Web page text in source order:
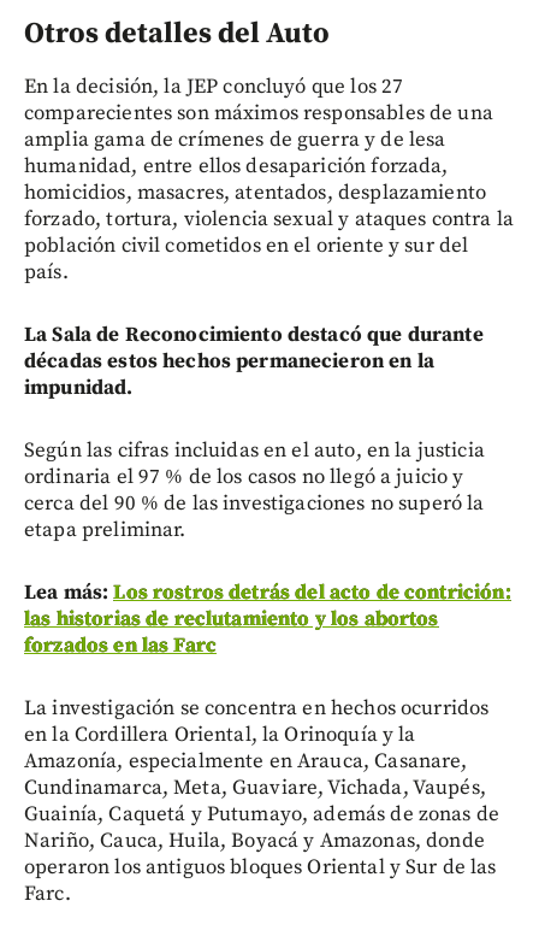
Otros detalles del Auto
En la decisión, la JEP concluyó que los 27
comparecientes son máximos responsables de una
amplia gama de crímenes de guerra y de lesa
humanidad, entre ellos desaparición forzada,
homicidios, masacres, atentados, desplazamiento
forzado, tortura, violencia sexual y ataques contra la
población civil cometidos en el oriente y sur del
país.
La Sala de Reconocimiento destacó que durante
décadas estos hechos permanecieron en la
impunidad.
Según las cifras incluidas en el auto, en la justicia
ordinaria el 97 % de los casos no llegó a juicio y
cerca del 90 % de las investigaciones no superó la
etapa preliminar.
Lea más:Los rostros detrás del acto de contrición:
las historias de reclutamiento y los abortos
forzados en las Farc
La investigación se concentra en hechos ocurridos
en la Cordillera Oriental, la Orinoquía y la
Amazonía, especialmente en Arauca, Casanare,
Cundinamarca, Meta, Guaviare, Vichada, Vaupés,
Guainía, Caquetá y Putumayo, además de zonas de
Nariño, Cauca, Huila, Boyacá y Amazonas, donde
operaron los antiguos bloques Oriental y Sur de las
Farc.